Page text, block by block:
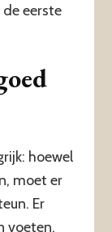
eerste
hoewel
moet er
Er
voeten.